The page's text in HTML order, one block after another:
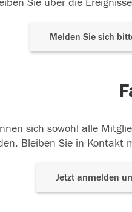
Sie über die
Melden Sie sich
sich sowohl alle
Bleiben Sie in
Jetzt anmelden